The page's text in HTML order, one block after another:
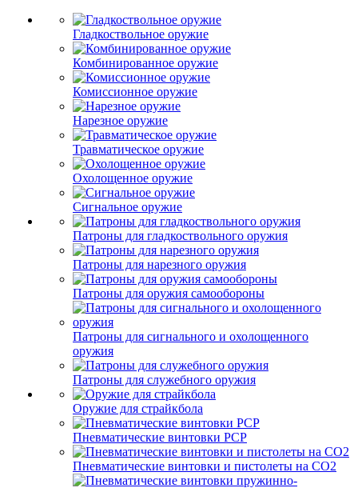
Гладкоствольное оружие
Комбинированное оружие
Комиссионное оружие
Нарезное оружие
Травматическое оружие
Охолощенное оружие
Сигнальное оружие
Патроны для гладкоствольного оружия
Патроны для нарезного оружия
Патроны для оружия самообороны
Патроны для сигнального и охолощенного
оружия
Патроны для служебного оружия
Оружие для страйкбола
Пневматические винтовки PCP
Пневматические винтовки и пистолеты на CO2